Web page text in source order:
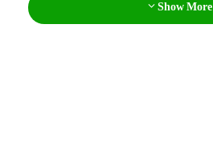
Show More